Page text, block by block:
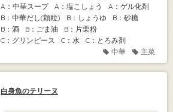
A：中華スープ
A：塩こしょう
A：ゲル化剤
B：中華だし(顆粒)
B：しょうゆ
B：砂糖
B：酒
B：ごま油
B：片栗粉
C：グリンピース
C：水
C：とろみ剤
中華
主菜
白身魚のテリーヌ